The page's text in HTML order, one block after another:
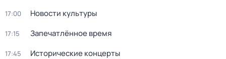
17:00 Новости культуры
17:15 Запечатлённое время
17:45 Исторические концерты